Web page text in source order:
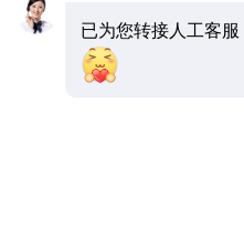
已为您转接人工客服